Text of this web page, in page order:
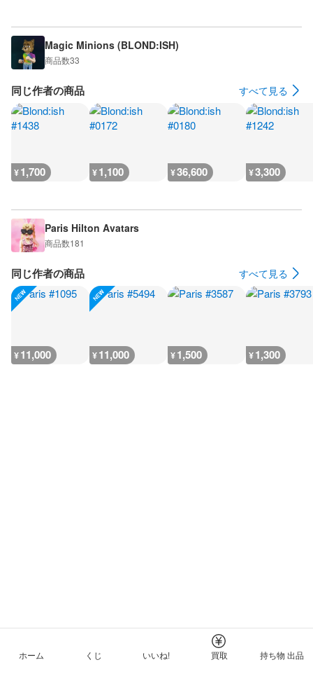
Magic Minions (BLOND:ISH)
商品数33
同じ作者の商品 すべて見る
¥1,700 ¥1,100 ¥36,600 ¥3,300
Paris Hilton Avatars
商品数181
同じ作者の商品 すべて見る
¥11,000 ¥11,000 ¥1,500 ¥1,300
ホーム くじ いいね! 買取 持ち物 出品